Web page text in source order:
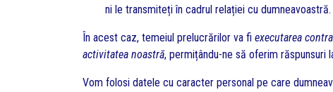
ni le transmiteți în cadrul relației cu dumneavoastră.
În acest caz, temeiul prelucrărilor va fi executarea
activitatea noastră, permițându-ne să oferim răspunsuri
Vom folosi datele cu caracter personal pe care